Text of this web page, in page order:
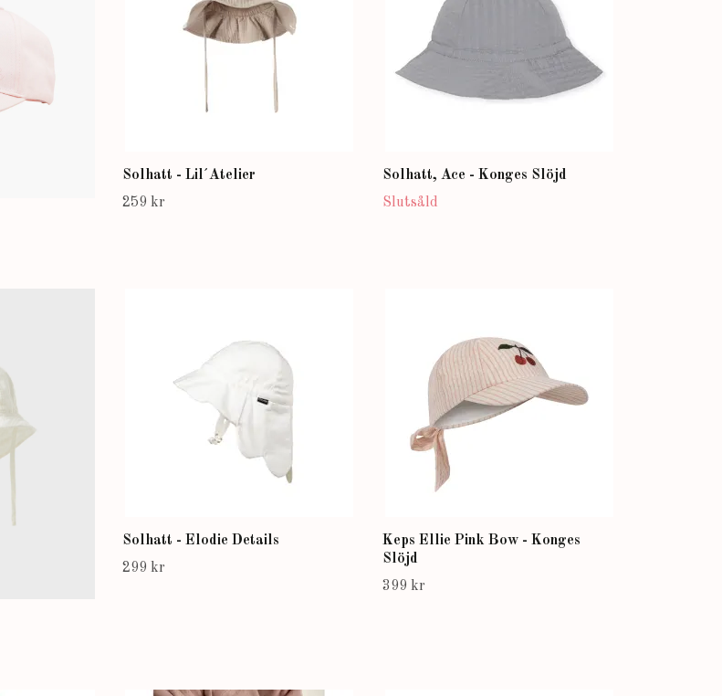
Solhatt - Lil´Atelier
259 kr
Solhatt, Ace - Konges Slöjd
Slutsåld
Solhatt - Elodie Details
299 kr
Keps Ellie Pink Bow - Konges
Slöjd
399 kr